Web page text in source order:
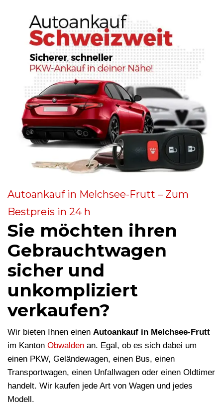
Autoankauf in Melchsee-Frutt – Zum
Bestpreis in 24 h
Sie möchten ihren
Gebrauchtwagen
sicher und
unkompliziert
verkaufen?
Wir bieten Ihnen einen Autoankauf in Melchsee-Frutt
im Kanton Obwalden an. Egal, ob es sich dabei um
einen PKW, Geländewagen, einen Bus, einen
Transportwagen, einen Unfallwagen oder einen Oldtimer
handelt. Wir kaufen jede Art von Wagen und jedes
Modell.